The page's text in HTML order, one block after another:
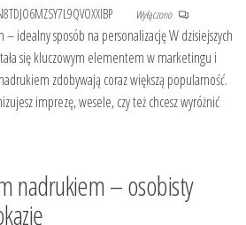
Wyłączono
idealny sposób na personalizację W dzisiejszych
się kluczowym elementem w marketingu i
zdobywają coraz większą popularność.
imprezę, wesele, czy też chcesz wyróżnić
nadrukiem – osobisty